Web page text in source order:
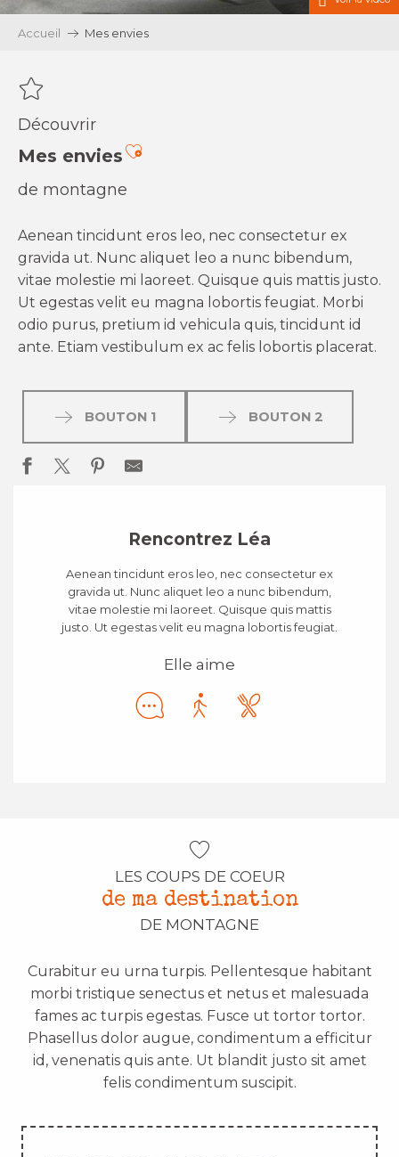
Accueil Mes envies
Découvrir
Mes enviesAjouter aux favoris
de montagne
Aenean tincidunt eros leo, nec consectetur ex
gravida ut. Nunc aliquet leo a nunc bibendum,
vitae molestie mi laoreet. Quisque quis mattis justo.
Ut egestas velit eu magna lobortis feugiat. Morbi
odio purus, pretium id vehicula quis, tincidunt id
ante. Etiam vestibulum ex ac felis lobortis placerat.
BOUTON 1 BOUTON 2
Rencontrez Léa
Aenean tincidunt eros leo, nec consectetur ex
gravida ut. Nunc aliquet leo a nunc bibendum,
vitae molestie mi laoreet. Quisque quis mattis
justo. Ut egestas velit eu magna lobortis feugiat.
Elle aime
LES COUPS DE COEUR
de ma destination
DE MONTAGNE
Curabitur eu urna turpis. Pellentesque habitant
morbi tristique senectus et netus et malesuada
fames ac turpis egestas. Fusce ut tortor tortor.
Phasellus dolor augue, condimentum a efficitur
id, venenatis quis ante. Ut blandit justo sit amet
felis condimentum suscipit.